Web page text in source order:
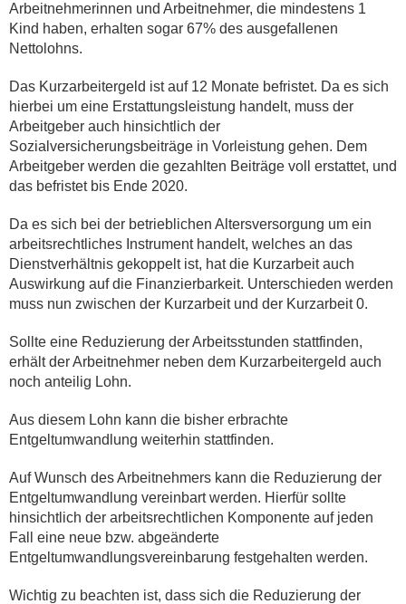
Arbeitnehmerinnen und Arbeitnehmer, die mindestens 1
Kind haben, erhalten sogar 67% des ausgefallenen
Nettolohns.
Das Kurzarbeitergeld ist auf 12 Monate befristet. Da es sich
hierbei um eine Erstattungsleistung handelt, muss der
Arbeitgeber auch hinsichtlich der
Sozialversicherungsbeiträge in Vorleistung gehen. Dem
Arbeitgeber werden die gezahlten Beiträge voll erstattet, und
das befristet bis Ende 2020.
Da es sich bei der betrieblichen Altersversorgung um ein
arbeitsrechtliches Instrument handelt, welches an das
Dienstverhältnis gekoppelt ist, hat die Kurzarbeit auch
Auswirkung auf die Finanzierbarkeit. Unterschieden werden
muss nun zwischen der Kurzarbeit und der Kurzarbeit 0.
Sollte eine Reduzierung der Arbeitsstunden stattfinden,
erhält der Arbeitnehmer neben dem Kurzarbeitergeld auch
noch anteilig Lohn.
Aus diesem Lohn kann die bisher erbrachte
Entgeltumwandlung weiterhin stattfinden.
Auf Wunsch des Arbeitnehmers kann die Reduzierung der
Entgeltumwandlung vereinbart werden. Hierfür sollte
hinsichtlich der arbeitsrechtlichen Komponente auf jeden
Fall eine neue bzw. abgeänderte
Entgeltumwandlungsvereinbarung festgehalten werden.
Wichtig zu beachten ist, dass sich die Reduzierung der